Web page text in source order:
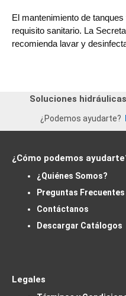
El mantenimiento de
requisito sanitario. La
recomienda lavar y
Soluciones
¿Podemos ayudarte?
¿Cómo podemos
¿Quiénes Somos?
Preguntas Frecuentes
Contáctanos
Descargar Catálogos
Legales